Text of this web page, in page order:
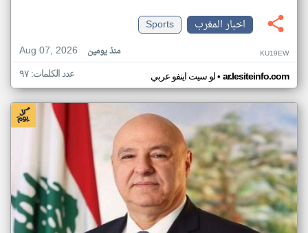
اخبار المغرب
Sports
Aug 07, 2026
منذ يومين KU19EW
لو سيت اينفو عربي• ar.lesiteinfo.com عدد الكلمات: ٩٧